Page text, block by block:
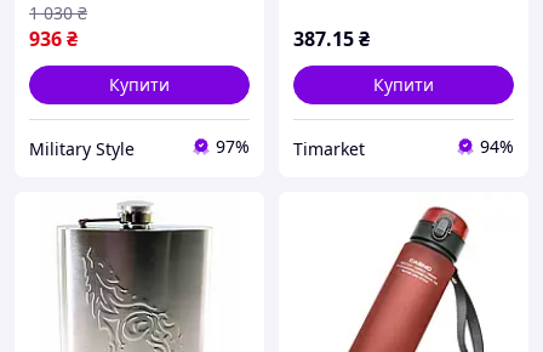
936₴
1 030 ₴
Купити
Military Style 97%
387.15₴
Купити
Timarket 94%